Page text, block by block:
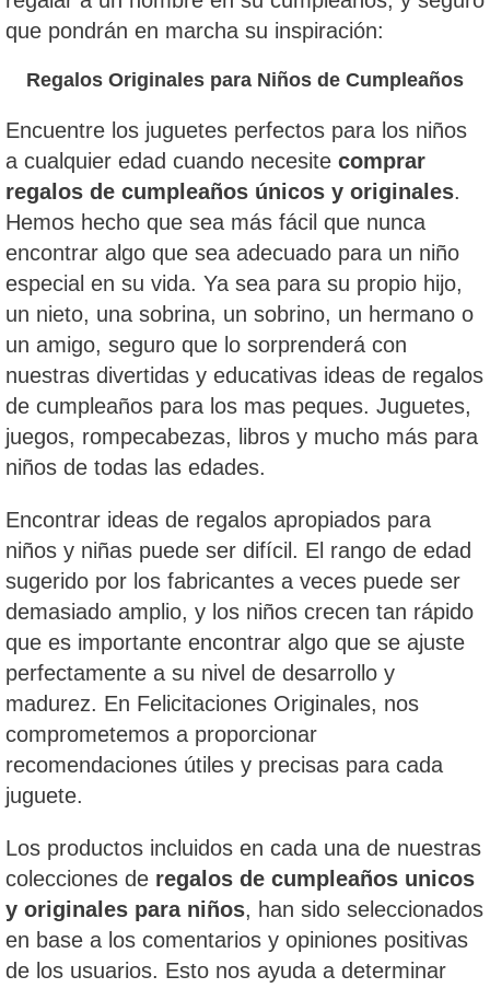
que pondrán en marcha su inspiración:
Regalos Originales para Niños de Cumpleaños
Encuentre los juguetes perfectos para los niños
a cualquier edad cuando necesite comprar
regalos de cumpleaños únicos y originales.
Hemos hecho que sea más fácil que nunca
encontrar algo que sea adecuado para un niño
especial en su vida. Ya sea para su propio hijo,
un nieto, una sobrina, un sobrino, un hermano o
un amigo, seguro que lo sorprenderá con
nuestras divertidas y educativas ideas de regalos
de cumpleaños para los mas peques. Juguetes,
juegos, rompecabezas, libros y mucho más para
niños de todas las edades.
Encontrar ideas de regalos apropiados para
niños y niñas puede ser difícil. El rango de edad
sugerido por los fabricantes a veces puede ser
demasiado amplio, y los niños crecen tan rápido
que es importante encontrar algo que se ajuste
perfectamente a su nivel de desarrollo y
madurez. En Felicitaciones Originales, nos
comprometemos a proporcionar
recomendaciones útiles y precisas para cada
juguete.
Los productos incluidos en cada una de nuestras
colecciones de regalos de cumpleaños unicos
y originales para niños, han sido seleccionados
en base a los comentarios y opiniones positivas
de los usuarios. Esto nos ayuda a determinar